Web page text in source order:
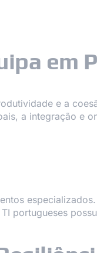
em
e a
a integração e
portugueses